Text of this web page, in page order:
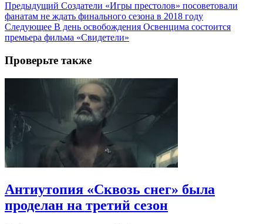
Предыдущий Создатели «Игры престолов» посоветовали
фанатам не ждать финального сезона в 2018 году
Следующее В день освобождения Освенцима состоится
премьера фильма «Свидетели»
Проверьте также
Антиутопия «Сквозь снег» была
проделан на третий сезон